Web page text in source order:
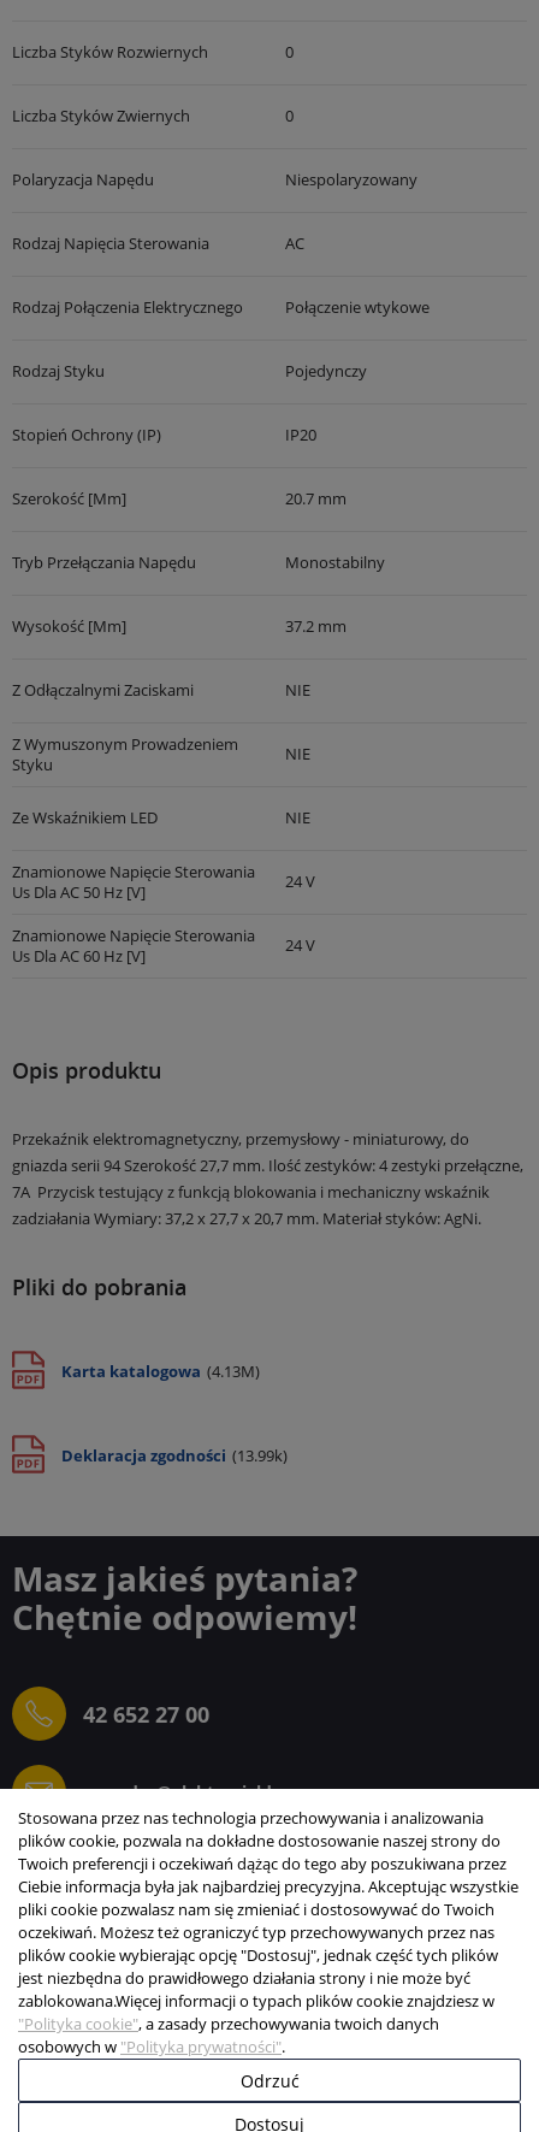
Liczba Styków Rozwiernych 0
Liczba Styków Zwiernych 0
Polaryzacja Napędu Niespolaryzowany
Rodzaj Napięcia Sterowania AC
Rodzaj Połączenia Elektrycznego Połączenie wtykowe
Rodzaj Styku Pojedynczy
Stopień Ochrony (IP) IP20
Szerokość [mm] 20.7 mm
Tryb Przełączania Napędu Monostabilny
Wysokość [mm] 37.2 mm
Z Odłączalnymi Zaciskami NIE
Z Wymuszonym Prowadzeniem
Styku
NIE
Ze Wskaźnikiem LED NIE
Znamionowe Napięcie Sterowania
Us Dla AC 50 Hz [V]
24 V
Znamionowe Napięcie Sterowania
Us Dla AC 60 Hz [V]
24 V
Opis produktu
Przekaźnik elektromagnetyczny, przemysłowy - miniaturowy, do
gniazda serii 94 Szerokość 27,7 mm. Ilość zestyków: 4 zestyki przełączne,
7A Przycisk testujący z funkcją blokowania i mechaniczny wskaźnik
zadziałania Wymiary: 37,2 x 27,7 x 20,7 mm. Materiał styków: AgNi.
Pliki do pobrania
Karta katalogowa (4.13M)
Deklaracja zgodności (13.99k)
Masz jakieś pytania?
Chętnie odpowiemy!
42 652 27 00
sprzedaz@elektrogielda.com
ELEKTROGIEŁDA SZ.ŻACZKIEWICZ; M.KARLIŃSKI
SP.J.
INFORMACJE
STREFA KLIENTA
Stosowana przez nas technologia przechowywania i analizowania
plików cookie, pozwala na dokładne dostosowanie naszej strony do
Twoich preferencji i oczekiwań dążąc do tego aby poszukiwana przez
Ciebie informacja była jak najbardziej precyzyjna. Akceptując wszystkie
pliki cookie pozwalasz nam się zmieniać i dostosowywać do Twoich
oczekiwań. Możesz też ograniczyć typ przechowywanych przez nas
plików cookie wybierając opcję "Dostosuj", jednak część tych plików
jest niezbędna do prawidłowego działania strony i nie może być
zablokowana.Więcej informacji o typach plików cookie znajdziesz w
"Polityka cookie", a zasady przechowywania twoich danych
osobowych w "Polityka prywatności".
Odrzuć
Dostosuj
Copyright © 2003-2026 Elektrogiełda s.j.
Projekt i realizacja:BigCom